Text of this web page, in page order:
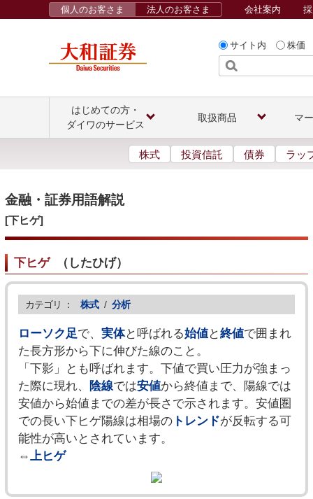
サイト内 株価
個人のお客さま 法人のお客さま 会社案内
はじめての方・
ダイワのサービス
取扱商品 マ
株式 投資信託 債券 ラッ
金融・証券用語解説
[下ヒゲ]
下ヒゲ（ したひげ）
カテゴリ ： 株式 / 分析
ローソク足で、 実体と呼ばれる始値と終値で囲まれ
た長方形から下に伸びた線のこと。
「下影」とも呼ばれます。下値で買い圧力が強まっ
た際に現れ、
陰線では安値から終値まで、陽線では
安値から始値までの差が長さで示されます。安値圏
での長い下ヒゲ陽線は相場のトレンドが反転する可
能性が高いとされています。
⇔上ヒゲ